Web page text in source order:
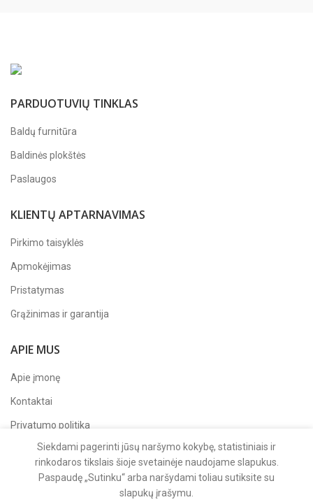
PARDUOTUVIŲ TINKLAS
Baldų furnitūra
Baldinės plokštės
Paslaugos
KLIENTŲ APTARNAVIMAS
Pirkimo taisyklės
Apmokėjimas
Pristatymas
Grąžinimas ir garantija
APIE MUS
Apie įmonę
Kontaktai
Privatumo politika
Sekite musFacebook'e
Siekdami pagerinti jūsų naršymo kokybę, statistiniais ir
rinkodaros tikslais šioje svetainėje naudojame slapukus.
Paspaudę „Sutinku“ arba naršydami toliau sutiksite su
slapukų įrašymu.